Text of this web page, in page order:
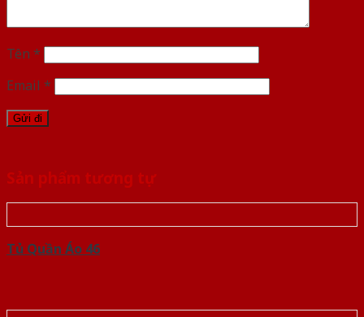
Tên *
Email *
Sản phẩm tương tự
Tủ Quần Áo 46